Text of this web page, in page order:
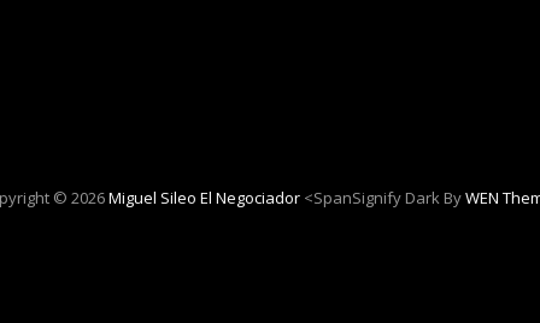
© 2026Miguel Sileo El Negociador<spanSignify Dark ByWEN